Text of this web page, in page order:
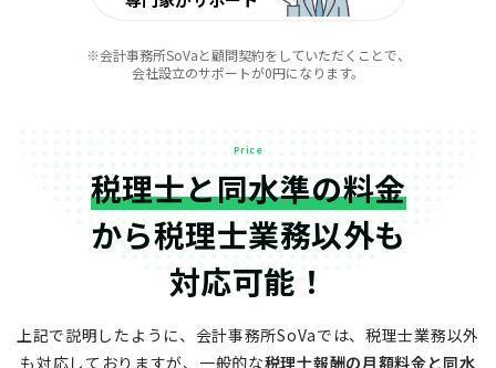
※会計事務所SoVaと顧問契約をしていただくことで、
会社設立のサポートが0円になります。
Price
税理士と同水準の料金
から税理士業務以外も
対応可能！
上記で説明したように、会計事務所SoVaでは、税理士業務以外
も対応しておりますが、 一般的な税理士報酬の月額料金と同水